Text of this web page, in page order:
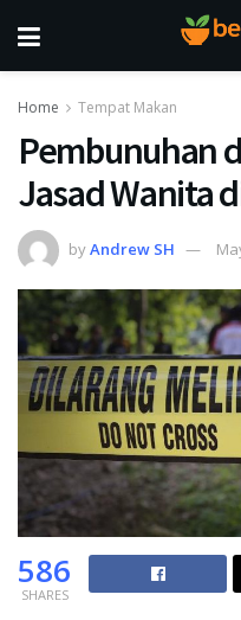
Home Tempat Makan
Pembunuhan
Jasad Wanita
byAndrew SH
586
SHARES